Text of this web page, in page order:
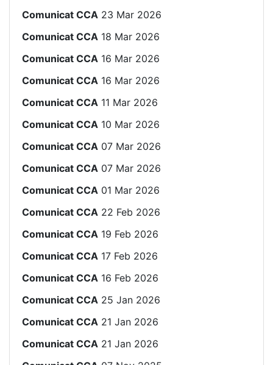
Comunicat CCA 23 Mar 2026
Comunicat CCA 18 Mar 2026
Comunicat CCA 16 Mar 2026
Comunicat CCA 16 Mar 2026
Comunicat CCA 11 Mar 2026
Comunicat CCA 10 Mar 2026
Comunicat CCA 07 Mar 2026
Comunicat CCA 07 Mar 2026
Comunicat CCA 01 Mar 2026
Comunicat CCA 22 Feb 2026
Comunicat CCA 19 Feb 2026
Comunicat CCA 17 Feb 2026
Comunicat CCA 16 Feb 2026
Comunicat CCA 25 Jan 2026
Comunicat CCA 21 Jan 2026
Comunicat CCA 21 Jan 2026